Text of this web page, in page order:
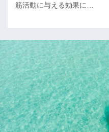
筋活動に与える効果に…